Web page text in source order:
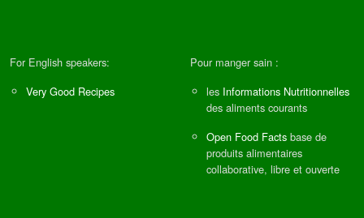
For English speakers:
Very Good Recipes
Pour manger sain :
les Informations Nutritionnelles
des aliments courants
Open Food Facts base de
produits alimentaires
collaborative, libre et ouverte